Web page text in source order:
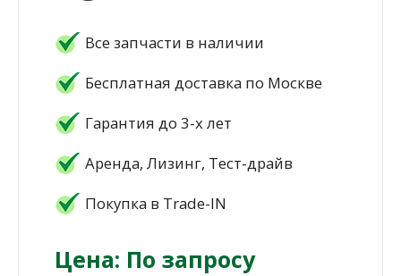
Все запчасти в наличии
Бесплатная доставка по Москве
Гарантия до 3-х лет
Аренда, Лизинг, Тест-драйв
Покупка в Trade-IN
Цена: По запросу